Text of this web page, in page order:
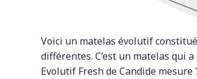
Voici un matelas évolutif
différentes. C’est un matelas qui
Evolutif Fresh de Candide mesure